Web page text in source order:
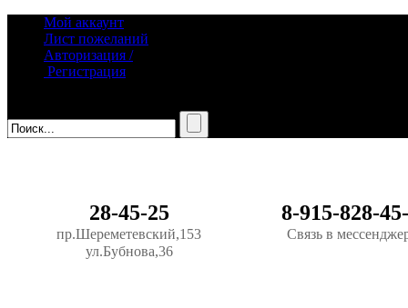
Мой аккаунт
Лист пожеланий
Авторизация /
Регистрация
28-45-25
пр.Шереметевский,153
ул.Бубнова,36
8-915-828-
Связь в